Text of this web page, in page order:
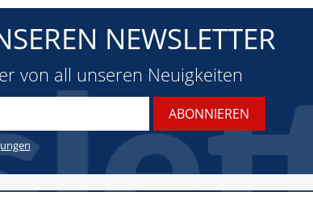
NEWSLETTER
von all unseren Neuigkeiten